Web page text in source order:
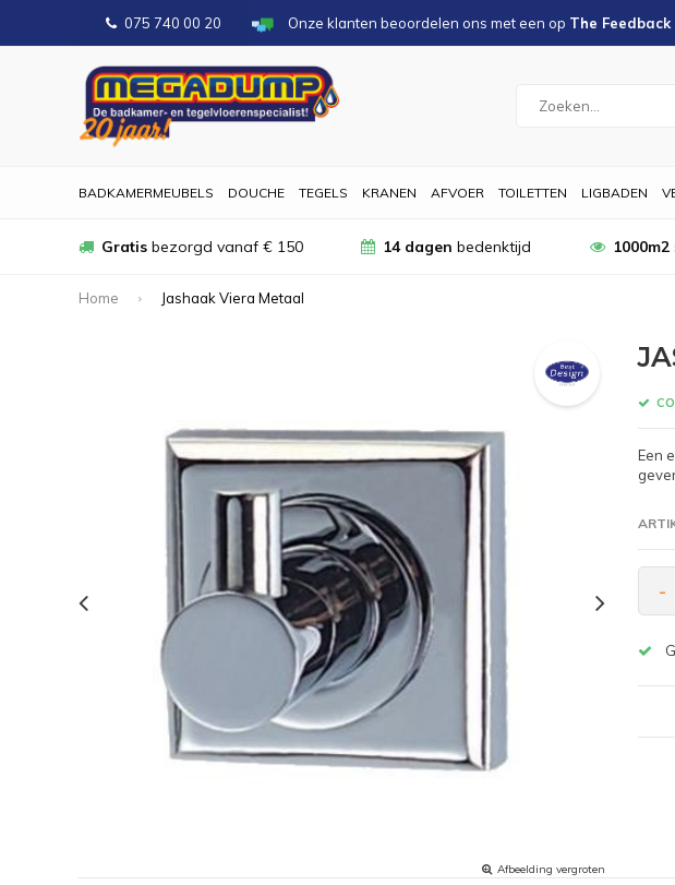
075 740 00 20 Onze klanten beoordelen ons met een op The Feedback
BADKAMERMEUBELS DOUCHE TEGELS KRANEN AFVOER TOILETTEN LIGBADEN
Gratis bezorgd vanaf € 150 14 dagen bedenktijd 1000m2
Home Jashaak Viera Metaal
Afbeelding vergroten
Een
-